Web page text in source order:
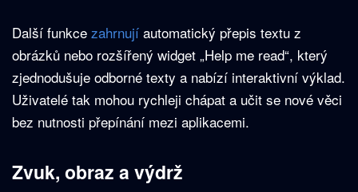
Další funkce zahrnují automatický přepis textu z
obrázků nebo rozšířený widget „Help me read“, který
zjednodušuje odborné texty a nabízí interaktivní výklad.
Uživatelé tak mohou rychleji chápat a učit se nové věci
bez nutnosti přepínání mezi aplikacemi.
Zvuk, obraz a výdrž